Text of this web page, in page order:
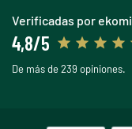
Verificadas por ekomi
4,8/5
De más de 239 opiniones.